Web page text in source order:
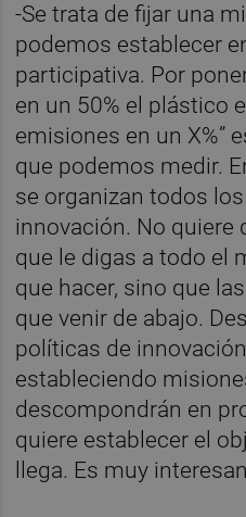
-Se trata de fijar una
podemos establecer
participativa. Por
en un 50% el plástico
emisiones en un X%”
que podemos medir.
se organizan todos
innovación. No quiere
que le digas a todo el
que hacer, sino que
que venir de abajo.
políticas de
estableciendo
descompondrán en
quiere establecer el
llega. Es muy